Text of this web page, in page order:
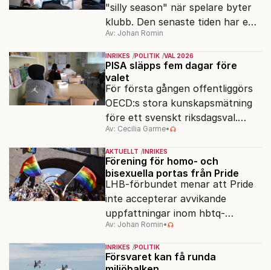
"silly season" när spelare byter
klubb. Den senaste tiden har en
rad svenska politiker bytt parti –
men varför, och vad skiljer
partiernas interna kulturer åt?
Av: Johan Romin
INRIKES POLITIK VAL 2026
PISA släpps fem dagar före
valet
För första gången offentliggörs
OECD:s stora kunskapsmätning
före ett svenskt riksdagsval.
Resultatet kan ge skolfrågan ny
kraft under valrörelsens sista
dagar.
Av: Cecilia Garme•
AKTUELLT INRIKES
Förening för homo- och
bisexuella portas från Pride
LHB-förbundet menar att Pride
inte accepterar avvikande
uppfattningar inom hbtq-
rörelsen. "Vi har inga problem
med transpersoner", säger
ordföranden Linn Saarinen.
Av: Johan Romin•
INRIKES POLITIK
Försvaret kan få runda